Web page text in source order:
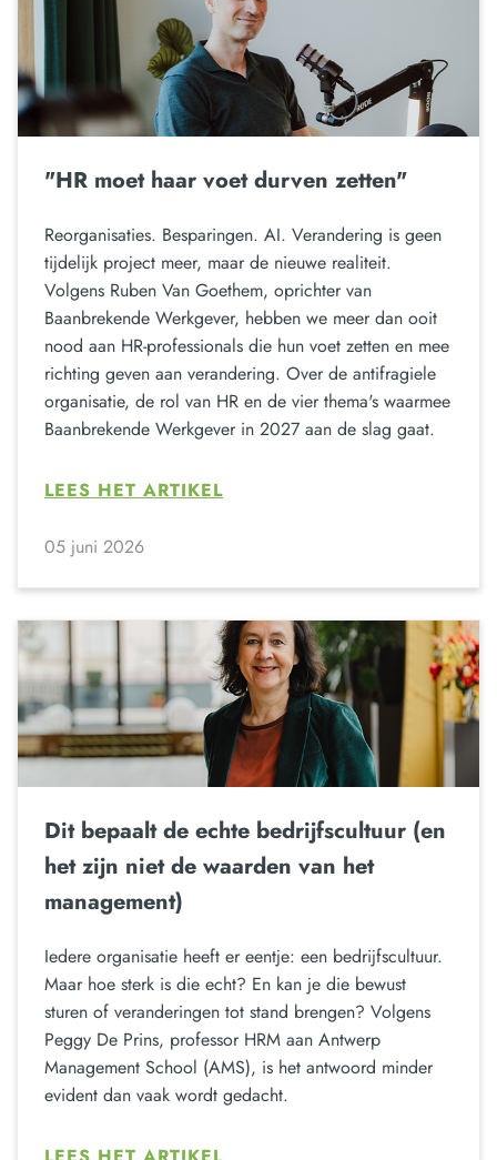
"HR moet haar voet durven zetten"
Reorganisaties. Besparingen. AI. Verandering is geen
tijdelijk project meer, maar de nieuwe realiteit.
Volgens Ruben Van Goethem, oprichter van
Baanbrekende Werkgever, hebben we meer dan ooit
nood aan HR-professionals die hun voet zetten en mee
richting geven aan verandering. Over de antifragiele
organisatie, de rol van HR en de vier thema's waarmee
Baanbrekende Werkgever in 2027 aan de slag gaat.
LEES HET ARTIKEL
05 juni 2026
Dit bepaalt de echte bedrijfscultuur (en
het zijn niet de waarden van het
management)
Iedere organisatie heeft er eentje: een bedrijfscultuur.
Maar hoe sterk is die echt? En kan je die bewust
sturen of veranderingen tot stand brengen? Volgens
Peggy De Prins, professor HRM aan Antwerp
Management School (AMS), is het antwoord minder
evident dan vaak wordt gedacht.